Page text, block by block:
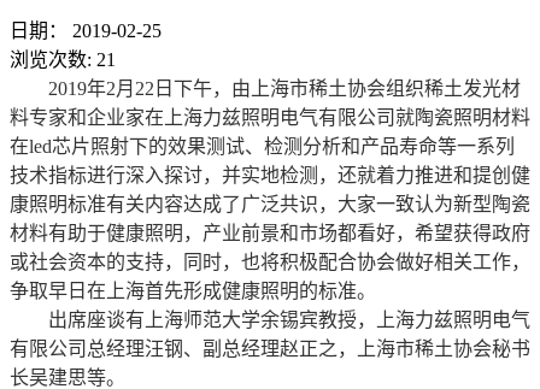
日期：
2019-02-25
浏览次数: 21
2019年2月22日下午，由上海市稀土协会组织稀土发光材
料专家和企业家在上海力兹照明电气有限公司就陶瓷照明材料
在led芯片照射下的效果测试、检测分析和产品寿命等一系列
技术指标进行深入探讨，并实地检测，还就着力推进和提创健
康照明标准有关内容达成了广泛共识，大家一致认为新型陶瓷
材料有助于健康照明，产业前景和市场都看好，希望获得政府
或社会资本的支持，同时，也将积极配合协会做好相关工作，
争取早日在上海首先形成健康照明的标准。
出席座谈有上海师范大学余锡宾教授，上海力兹照明电气
有限公司总经理汪钢、副总经理赵正之，上海市稀土协会秘书
长吴建思等。